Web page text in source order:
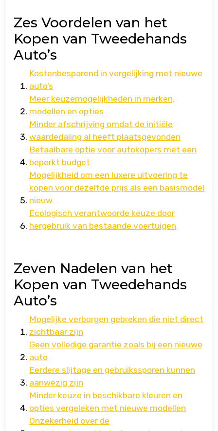
Zes Voordelen van het
Kopen van Tweedehands
Auto’s
Kostenbesparend in vergelijking met nieuwe
auto’s
Meer keuzemogelijkheden in merken,
modellen en opties
Minder afschrijving omdat de initiële
waardedaling al heeft plaatsgevonden
Betaalbare optie voor autokopers met een
beperkt budget
Mogelijkheid om een luxere uitvoering te
kopen voor dezelfde prijs als een basismodel
nieuw
Ecologisch verantwoorde keuze door
hergebruik van bestaande voertuigen
Zeven Nadelen van het
Kopen van Tweedehands
Auto’s
Mogelijke verborgen gebreken die niet direct
zichtbaar zijn
Geen volledige garantie zoals bij een nieuwe
auto
Eerdere slijtage en gebruikssporen kunnen
aanwezig zijn
Minder keuze in beschikbare kleuren en
opties vergeleken met nieuwe modellen
Onzekerheid over de